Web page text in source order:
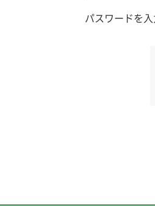
パスワードを入